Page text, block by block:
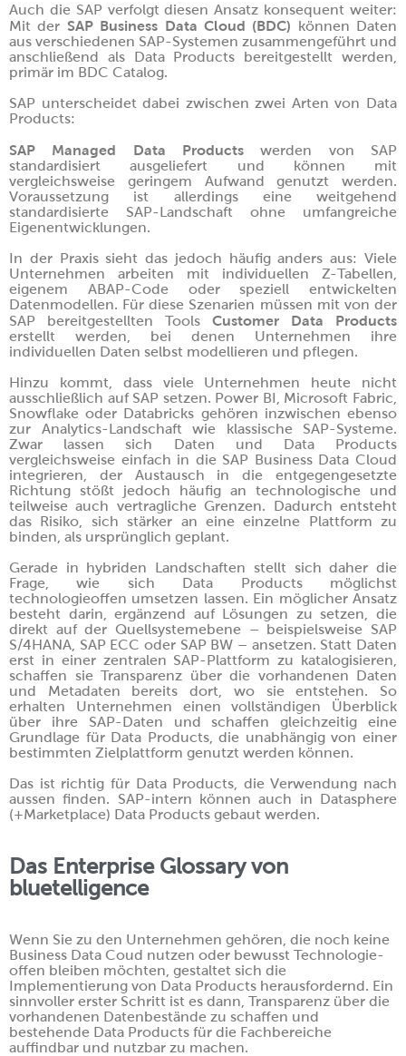
Auch die SAP verfolgt diesen Ansatz konsequent weiter:
Mit der SAP Business Data Cloud (BDC) können Daten
aus verschiedenen SAP-Systemen zusammengeführt und
anschließend als Data Products bereitgestellt werden,
primär im BDC Catalog.
SAP unterscheidet dabei zwischen zwei Arten von Data
Products:
SAP Managed Data Products werden von SAP
standardisiert ausgeliefert und können mit
vergleichsweise geringem Aufwand genutzt werden.
Voraussetzung ist allerdings eine weitgehend
standardisierte SAP-Landschaft ohne umfangreiche
Eigenentwicklungen.
In der Praxis sieht das jedoch häufig anders aus: Viele
Unternehmen arbeiten mit individuellen Z-Tabellen,
eigenem ABAP-Code oder speziell entwickelten
Datenmodellen. Für diese Szenarien müssen mit von der
SAP bereitgestellten Tools Customer Data Products
erstellt werden, bei denen Unternehmen ihre
individuellen Daten selbst modellieren und pflegen.
Hinzu kommt, dass viele Unternehmen heute nicht
ausschließlich auf SAP setzen. Power BI, Microsoft Fabric,
Snowflake oder Databricks gehören inzwischen ebenso
zur Analytics-Landschaft wie klassische SAP-Systeme.
Zwar lassen sich Daten und Data Products
vergleichsweise einfach in die SAP Business Data Cloud
integrieren, der Austausch in die entgegengesetzte
Richtung stößt jedoch häufig an technologische und
teilweise auch vertragliche Grenzen. Dadurch entsteht
das Risiko, sich stärker an eine einzelne Plattform zu
binden, als ursprünglich geplant.
Gerade in hybriden Landschaften stellt sich daher die
Frage, wie sich Data Products möglichst
technologieoffen umsetzen lassen. Ein möglicher Ansatz
besteht darin, ergänzend auf Lösungen zu setzen, die
direkt auf der Quellsystemebene – beispielsweise SAP
S/4HANA, SAP ECC oder SAP BW – ansetzen. Statt Daten
erst in einer zentralen SAP-Plattform zu katalogisieren,
schaffen sie Transparenz über die vorhandenen Daten
und Metadaten bereits dort, wo sie entstehen. So
erhalten Unternehmen einen vollständigen Überblick
über ihre SAP-Daten und schaffen gleichzeitig eine
Grundlage für Data Products, die unabhängig von einer
bestimmten Zielplattform genutzt werden können.
Das ist richtig für Data Products, die Verwendung nach
aussen finden. SAP-intern können auch in Datasphere
(+Marketplace) Data Products gebaut werden.
Das Enterprise Glossary von
bluetelligence
Wenn Sie zu den Unternehmen gehören, die noch keine
Business Data Coud nutzen oder bewusst Technologie-
offen bleiben möchten, gestaltet sich die
Implementierung von Data Products herausfordernd. Ein
sinnvoller erster Schritt ist es dann, Transparenz über die
vorhandenen Datenbestände zu schaffen und
bestehende Data Products für die Fachbereiche
auffindbar und nutzbar zu machen.